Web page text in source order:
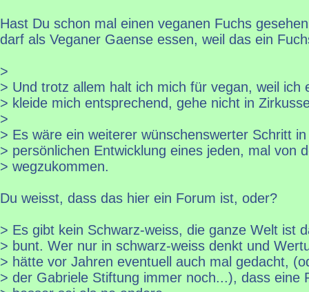
Hast Du schon mal einen veganen Fuchs
darf als Veganer Gaense essen, weil das ein
>
> Und trotz allem halt ich mich für vegan, weil ich
> kleide mich entsprechend, gehe nicht in
>
> Es wäre ein weiterer wünschenswerter Schritt
> persönlichen Entwicklung eines jeden, mal von
> wegzukommen.
Du weisst, dass das hier ein Forum ist, oder?
> Es gibt kein Schwarz-weiss, die ganze Welt ist
> bunt. Wer nur in schwarz-weiss denkt und
> hätte vor Jahren eventuell auch mal gedacht,
> der Gabriele Stiftung immer noch...), dass eine